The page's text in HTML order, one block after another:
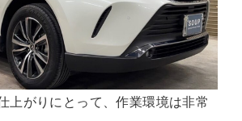
上がりにとって、作業環境は非常